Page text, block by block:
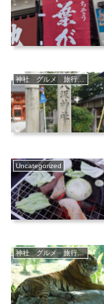
神社 グルメ 旅行 猫
Uncategorized
神社 グルメ 旅行 猫